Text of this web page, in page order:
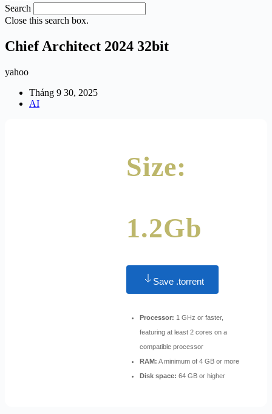
Search
Close this search box.
Chief Architect 2024 32bit
yahoo
Tháng 9 30, 2025
AI
Size:
1.2Gb
Save .torrent
Processor: 1 GHz or faster,
featuring at least 2 cores on a
compatible processor
RAM: A minimum of 4 GB or more
Disk space: 64 GB or higher